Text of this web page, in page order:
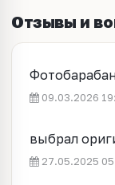
Отзывы и
09.03.2026
выбрал
27.05.2025